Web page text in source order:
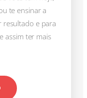
te ensinar a
resultado e para
assim ter mais